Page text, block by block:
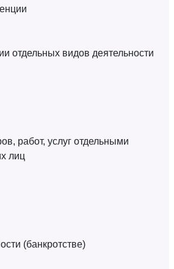
отдельных видов деятельности
работ, услуг отдельными
лиц
(банкротстве)